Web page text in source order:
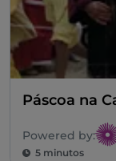
Páscoa na
Powered by:
5 minutos